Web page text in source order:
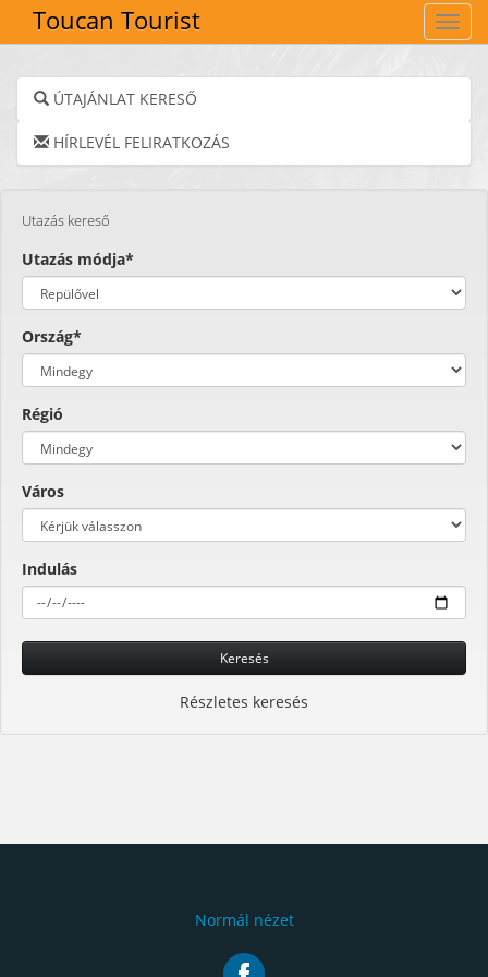
Toucan Tourist
ÚTAJÁNLAT KERESŐ
HÍRLEVÉL FELIRATKOZÁS
Utazás kereső
Utazás módja*
Ország*
Régió
Város
Indulás
Keresés
Részletes keresés
Normál nézet